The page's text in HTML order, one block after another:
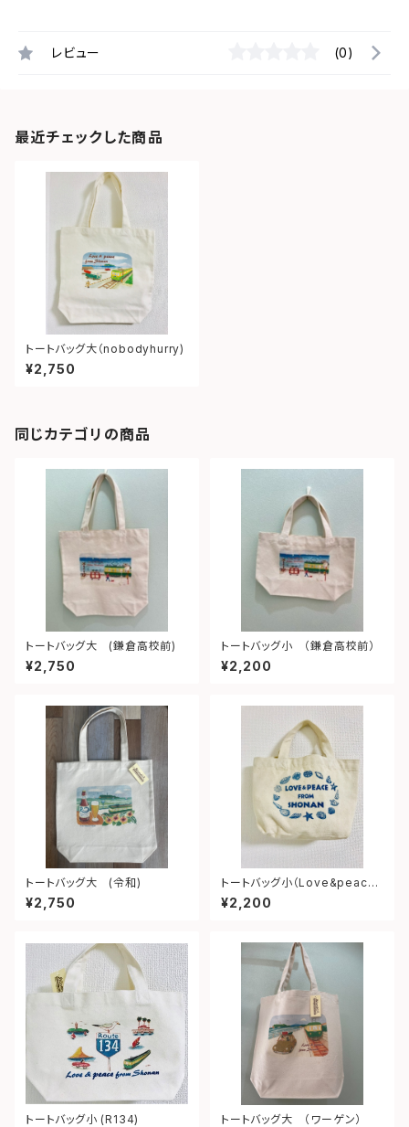
レビュー (0)
最近チェックした商品
トートバッグ大（nobodyhurry)
¥2,750
同じカテゴリの商品
トートバッグ大 (鎌倉高校前)
¥2,750
トートバッグ小 （鎌倉高校前）
¥2,200
トートバッグ大 (令和)
¥2,750
トートバッグ小（Love&peace
from shonan)
¥2,200
トートバッグ小 (R134) トートバッグ大 （ワーゲン）